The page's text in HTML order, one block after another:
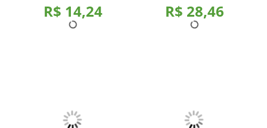
R$ 14,24 R$ 28,46